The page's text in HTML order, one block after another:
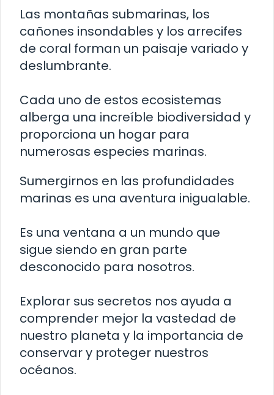
Las montañas submarinas, los
cañones insondables y los arrecifes
de coral forman un paisaje variado y
deslumbrante.
Cada uno de estos ecosistemas
alberga una increíble biodiversidad y
proporciona un hogar para
numerosas especies marinas.
Sumergirnos en las profundidades
marinas es una aventura inigualable.
Es una ventana a un mundo que
sigue siendo en gran parte
desconocido para nosotros.
Explorar sus secretos nos ayuda a
comprender mejor la vastedad de
nuestro planeta y la importancia de
conservar y proteger nuestros
océanos.